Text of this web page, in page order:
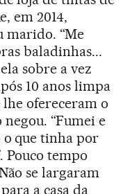
em 2014,
marido. “Me
baladinhas...
sobre a vez
10 anos limpa
ofereceram o
“Fumei e
que tinha por
Pouco tempo
se largaram
a casa da